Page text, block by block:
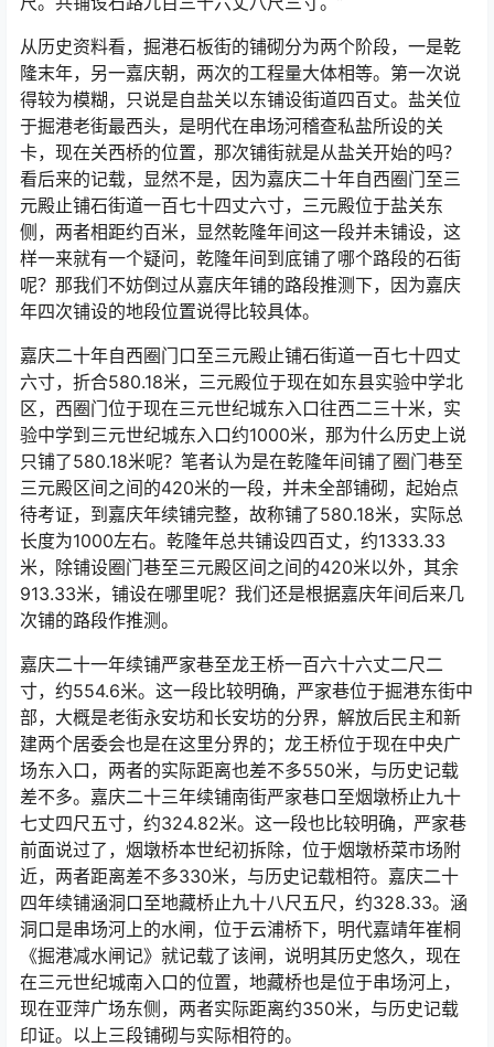
从历史资料看，掘港石板街的铺砌分为两个阶段，一是乾
隆末年，另一嘉庆朝，两次的工程量大体相等。第一次说
得较为模糊，只说是自盐关以东铺设街道四百丈。盐关位
于掘港老街最西头，是明代在串场河稽查私盐所设的关
卡，现在关西桥的位置，那次铺街就是从盐关开始的吗？
看后来的记载，显然不是，因为嘉庆二十年自西圈门至三
元殿止铺石街道一百七十四丈六寸，三元殿位于盐关东
侧，两者相距约百米，显然乾隆年间这一段并未铺设，这
样一来就有一个疑问，乾隆年间到底铺了哪个路段的石街
呢？那我们不妨倒过从嘉庆年铺的路段推测下，因为嘉庆
年四次铺设的地段位置说得比较具体。
嘉庆二十年自西圈门口至三元殿止铺石街道一百七十四丈
六寸，折合580.18米，三元殿位于现在如东县实验中学北
区，西圈门位于现在三元世纪城东入口往西二三十米，实
验中学到三元世纪城东入口约1000米，那为什么历史上说
只铺了580.18米呢？笔者认为是在乾隆年间铺了圈门巷至
三元殿区间之间的420米的一段，并未全部铺砌，起始点
待考证，到嘉庆年续铺完整，故称铺了580.18米，实际总
长度为1000左右。乾隆年总共铺设四百丈，约1333.33
米，除铺设圈门巷至三元殿区间之间的420米以外，其余
913.33米，铺设在哪里呢？我们还是根据嘉庆年间后来几
次铺的路段作推测。
嘉庆二十一年续铺严家巷至龙王桥一百六十六丈二尺二
寸，约554.6米。这一段比较明确，严家巷位于掘港东街中
部，大概是老街永安坊和长安坊的分界，解放后民主和新
建两个居委会也是在这里分界的；龙王桥位于现在中央广
场东入口，两者的实际距离也差不多550米，与历史记载
差不多。嘉庆二十三年续铺南街严家巷口至烟墩桥止九十
七丈四尺五寸，约324.82米。这一段也比较明确，严家巷
前面说过了，烟墩桥本世纪初拆除，位于烟墩桥菜市场附
近，两者距离差不多330米，与历史记载相符。嘉庆二十
四年续铺涵洞口至地藏桥止九十八尺五尺，约328.33。涵
洞口是串场河上的水闸，位于云浦桥下，明代嘉靖年崔桐
《掘港减水闸记》就记载了该闸，说明其历史悠久，现在
在三元世纪城南入口的位置，地藏桥也是位于串场河上，
现在亚萍广场东侧，两者实际距离约350米，与历史记载
印证。以上三段铺砌与实际相符的。